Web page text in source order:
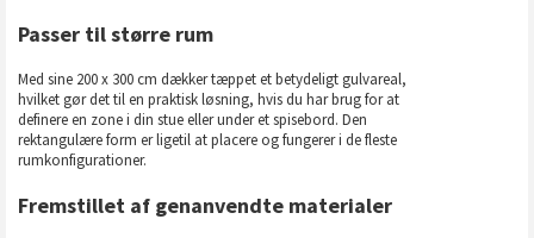
Passer til større rum
Med sine 200 x 300 cm dækker tæppet et betydeligt gulvareal,
hvilket gør det til en praktisk løsning, hvis du har brug for at
definere en zone i din stue eller under et spisebord. Den
rektangulære form er ligetil at placere og fungerer i de fleste
rumkonfigurationer.
Fremstillet af genanvendte materialer